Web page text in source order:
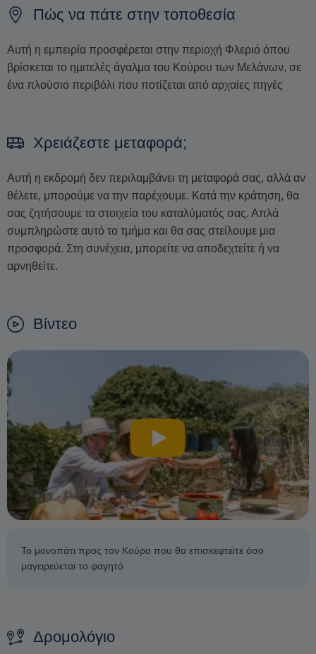
Πώς να πάτε στην τοποθεσία
Αυτή η εμπειρία προσφέρεται στην περιοχή Φλεριό όπου
βρίσκεται το ημιτελές άγαλμα του Κούρου των Μελάνων, σε
ένα πλούσιο περιβόλι που ποτίζεται από αρχαίες πηγές
Χρειάζεστε μεταφορά;
Αυτή η εκδρομή δεν περιλαμβάνει τη μεταφορά σας, αλλά αν
θέλετε, μπορούμε να την παρέχουμε. Κατά την κράτηση, θα
σας ζητήσουμε τα στοιχεία του καταλύματός σας. Απλά
συμπληρώστε αυτό το τμήμα και θα σας στείλουμε μια
προσφορά. Στη συνέχεια, μπορείτε να αποδεχτείτε ή να
αρνηθείτε.
Βίντεο
Το μονοπάτι προς τον Κούρο που θα επισκεφτείτε όσο
μαγειρεύεται το φαγητό
Δρομολόγιο